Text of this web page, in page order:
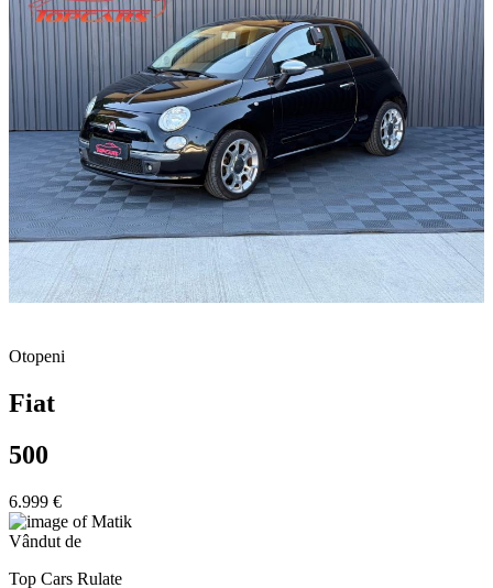
Otopeni
Fiat
500
6.999 €
Vândut de
Top Cars Rulate